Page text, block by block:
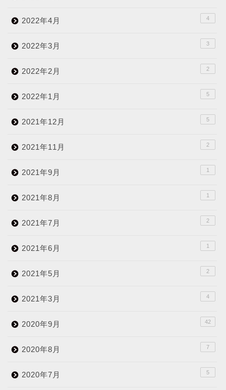
2022年4月 4
2022年3月 3
2022年2月 2
2022年1月 5
2021年12月 5
2021年11月 2
2021年9月 1
2021年8月 1
2021年7月 2
2021年6月 1
2021年5月 2
2021年3月 4
2020年9月 42
2020年8月 7
2020年7月 5